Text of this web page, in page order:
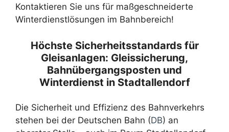
Kontaktieren Sie uns für maßgeschneiderte
Winterdienstlösungen im Bahnbereich!
Höchste Sicherheitsstandards für
Gleisanlagen: Gleissicherung,
Bahnübergangsposten und
Winterdienst in Stadtallendorf
Die Sicherheit und Effizienz des Bahnverkehrs
stehen bei der Deutschen Bahn (DB) an